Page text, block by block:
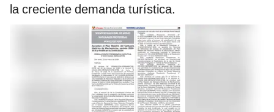
la creciente demanda turística.